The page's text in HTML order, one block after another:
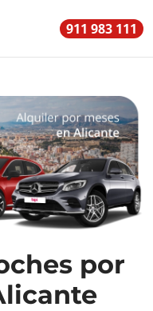
911 983 111
por